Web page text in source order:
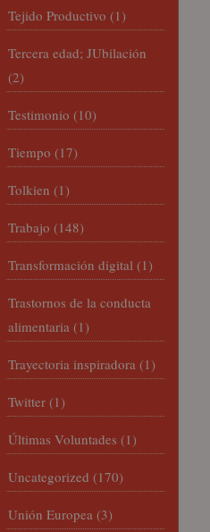
Tejido Productivo (1)
Tercera edad; JUbilación
(2)
Testimonio (10)
Tiempo (17)
Tolkien (1)
Trabajo (148)
Transformación digital (1)
Trastornos de la conducta
alimentaria (1)
Trayectoria inspiradora (1)
Twitter (1)
Últimas Voluntades (1)
Uncategorized (170)
Unión Europea (3)